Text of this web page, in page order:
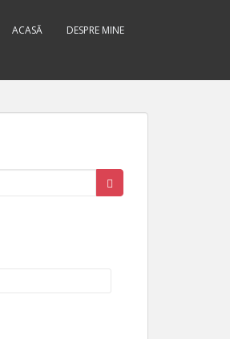
ACASĂ DESPRE MINE